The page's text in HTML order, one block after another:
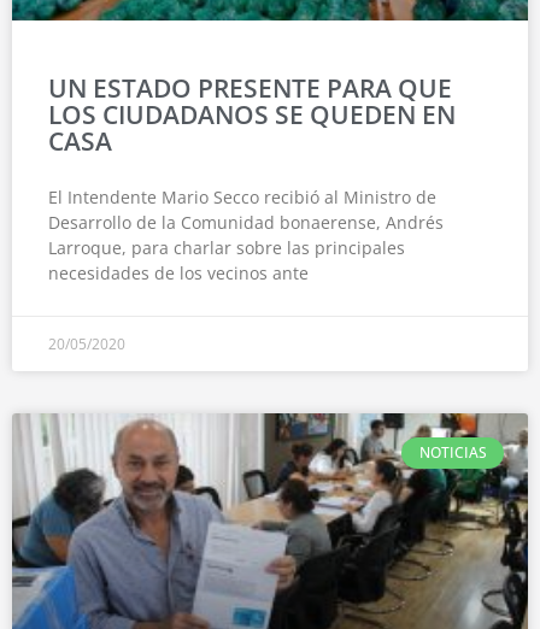
UN ESTADO PRESENTE PARA QUE
LOS CIUDADANOS SE QUEDEN EN
CASA
El Intendente Mario Secco recibió al Ministro de
Desarrollo de la Comunidad bonaerense, Andrés
Larroque, para charlar sobre las principales
necesidades de los vecinos ante
20/05/2020
NOTICIAS